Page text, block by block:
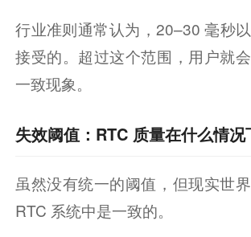
行业准则通常认为，20–30 毫秒
接受的。超过这个范围，用户就
一致现象。
失效阈值：RTC 质量在什么情况
虽然没有统一的阈值，但现实世
RTC 系统中是一致的。